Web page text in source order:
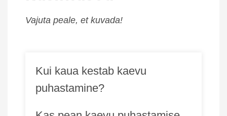
Vajuta peale, et kuvada!
Kui kaua kestab kaevu
puhastamine?